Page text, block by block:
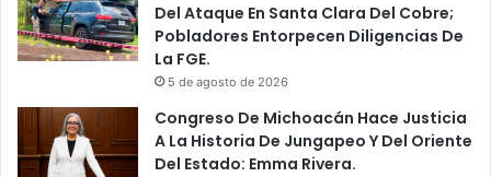
Del Ataque En Santa Clara Del Cobre;
Pobladores Entorpecen Diligencias De
La FGE.
5 de agosto de 2026
Congreso De Michoacán Hace Justicia
A La Historia De Jungapeo Y Del Oriente
Del Estado: Emma Rivera.